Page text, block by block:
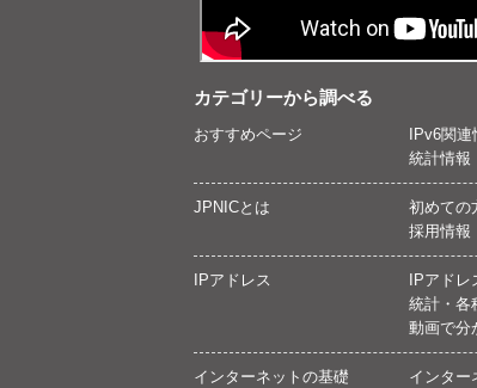
カテゴリーから調べる
おすすめページ IPv6関連
統計情報
JPNICとは 初めての
採用情報
IPアドレス IPアド
統計・各
動画で分
インターネットの基礎 インター